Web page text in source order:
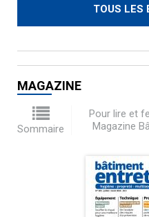
TOUS LES
MAGAZINE
Sommaire
Pour lire et
Magazine